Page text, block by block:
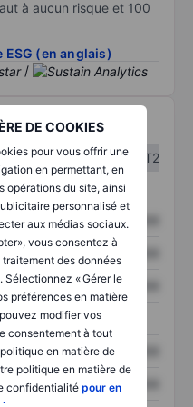
DE COOKIES
pour vous offrir une
en permettant, en
opérations du site, ainsi
personnalisé et
aux médias sociaux.
vous consentez à
des données
Sélectionnez « Gérer le
préférences en matière
modifier vos
consentement à tout
en matière de
politique en matière de
confidentialité pour en
à aucun risque et 100
(en anglais)
/
T1
T2
XXXXXXX XXXXXXX
XXXXXXX XXXXXXX
XXXXXXX XXXXXXX
XXXXXXX XXXXXXX
XXXXXXX XXXXXXX